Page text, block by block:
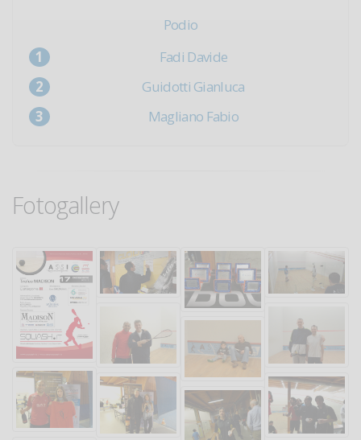
Podio
Fadi Davide
Guidotti Gianluca
Magliano Fabio
Fotogallery